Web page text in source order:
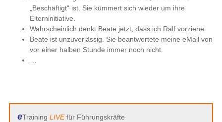
„Beschäftigt“ ist. Sie kümmert sich wieder um ihre
Elterninitiative.
Wahrscheinlich denkt Beate jetzt, dass ich Ralf vorziehe.
Beate ist unzuverlässig. Sie beantwortete meine eMail von
vor einer halben Stunde immer noch nicht.
eTraining LIVEfür Führungskräfte